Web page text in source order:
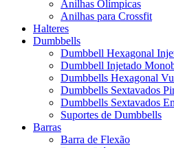
Anilhas Olímpicas
Anilhas para Crossfit
Halteres
Dumbbells
Dumbbell Hexagonal
Dumbbell Injetado
Dumbbells Hexagonal
Dumbbells Sextavados
Dumbbells Sextavados
Suportes de Dumbbells
Barras
Barra de Flexão